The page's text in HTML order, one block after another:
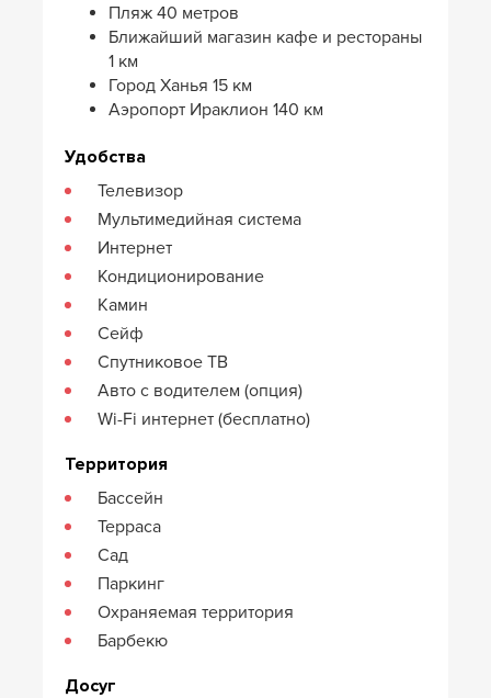
Пляж 40 метров
Ближайший магазин кафе и рестораны
1 км
Город Ханья 15 км
Аэропорт Ираклион 140 км
Удобства
Телевизор
Мультимедийная система
Интернет
Кондиционирование
Камин
Сейф
Спутниковое ТВ
Авто с водителем (опция)
Wi-Fi интернет (бесплатно)
Территория
Бассейн
Терраса
Сад
Паркинг
Охраняемая территория
Барбекю
Досуг